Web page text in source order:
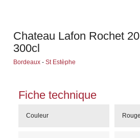
Chateau Lafon Rochet
300cl
Bordeaux -St Estèphe
Fiche technique
Couleur Rouge